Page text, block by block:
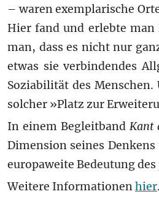
– waren exemplarische
Hier fand und erlebte
man, dass es nicht nur
etwas sie verbindendes
Soziabilität des
solcher »Platz zur
In einem BegleitbandKant
Dimension seines
europaweite Bedeutung
Weitere Informationenhier.